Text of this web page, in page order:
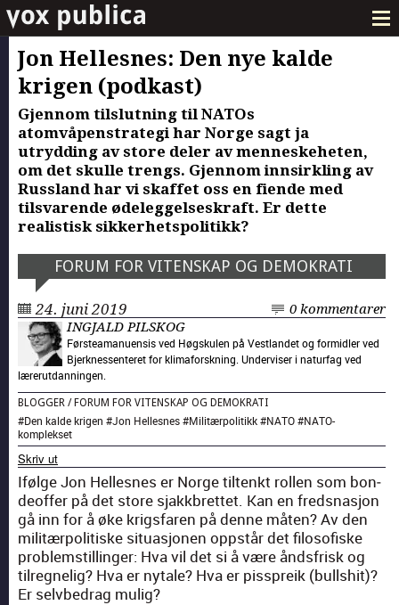
Jon Hellesnes: Den nye kalde
krigen (podkast)
Gjennom tilslutning til NATOs
atomvåpenstrategi har Norge sagt ja
utrydding av store deler av menneskeheten,
om det skulle trengs. Gjennom innsirkling av
Russland har vi skaffet oss en fiende med
tilsvarende ødeleggelseskraft. Er dette
realistisk sikkerhetspolitikk?
FORUM FOR VITENSKAP OG DEMOKRATI
24. juni 2019
0 kommentarer
INGJALD PILSKOG
Førsteamanuensis ved Høgskulen på Vestlandet og formidler ved
Bjerknessenteret for klimaforskning. Underviser i naturfag ved
lærerutdanningen.
BLOGGER /FORUM FOR VITENSKAP OG DEMOKRATI
#Den kalde krigen #Jon Hellesnes#Militærpolitikk#NATO#NATO-
komplekset
Skriv ut
Ifølge Jon Hellesnes er Norge tiltenkt rollen som bon­
de­of­fer på det store sjakkbret­tet. Kan en fred­snasjon
gå inn for å øke krigs­faren på denne måten? Av den
mil­itær­poli­tiske situ­asjo­nen opp­står det filosofiske
prob­lem­still­inger: Hva vil det si å være ånds­frisk og
tilreg­nelig? Hva er nytale? Hva er pis­spreik (bull­shit)?
Er selvbedrag mulig?